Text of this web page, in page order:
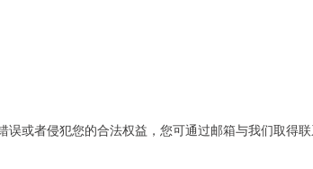
误或者侵犯您的合法权益，您可通过邮箱与我们取得